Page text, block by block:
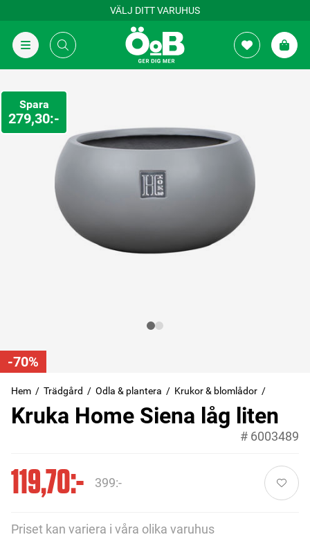
VÄLJ DITT VARUHUS
Spara
279,30:-
-70%
Hem Trädgård Odla & plantera Krukor & blomlådor
Kruka Home Siena låg liten
# 6003489
119,70:- 399:-
Priset kan variera i våra olika varuhus